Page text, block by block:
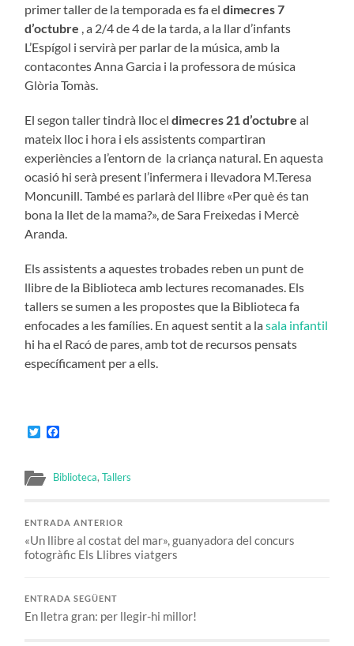
primer taller de la temporada es fa eldimecres 7
d’octubre , a 2/4 de 4 de la tarda, a la llar d’infants
L’Espígol i servirà per parlar de la música, amb la
contacontes Anna Garcia i la professora de música
Glòria Tomàs.
El segon taller tindrà lloc eldimecres 21 d’octubre al
mateix lloc i hora i els assistents compartiran
experiències a l’entorn de la criança natural. En aquesta
ocasió hi serà present l’infermera i llevadora M.Teresa
Moncunill. També es parlarà del llibre «Per què és tan
bona la llet de la mama?», de Sara Freixedas i Mercè
Aranda.
Els assistents a aquestes trobades reben un punt de
llibre de la Biblioteca amb lectures recomanades. Els
tallers se sumen a les propostes que la Biblioteca fa
enfocades a les famílies. En aquest sentit a lasala infantil
hi ha el Racó de pares, amb tot de recursos pensats
específicament per a ells.
Twitter
Biblioteca,Tallers
ENTRADA ANTERIOR
«Un llibre al costat del mar», guanyadora del concurs
fotogràfic Els Llibres viatgers
ENTRADA SEGÜENT
En lletra gran: per llegir-hi millor!